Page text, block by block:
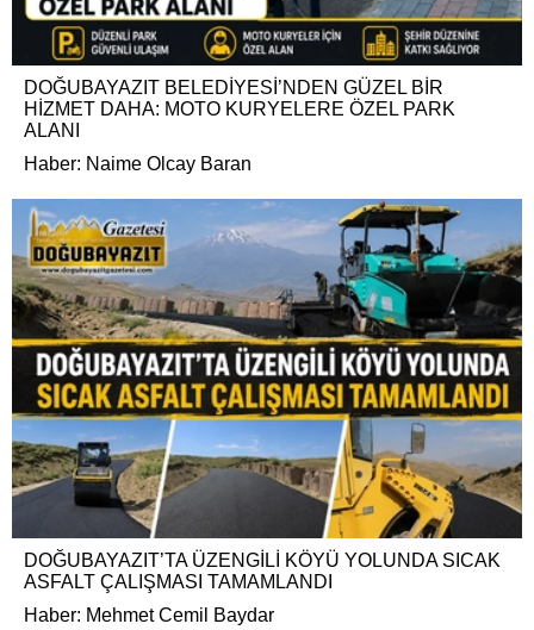
DOĞUBAYAZIT BELEDİYESİ’NDEN GÜZEL BİR
HİZMET DAHA: MOTO KURYELERE ÖZEL PARK
ALANI
Haber: Naime Olcay Baran
DOĞUBAYAZIT’TA ÜZENGİLİ KÖYÜ YOLUNDA SICAK
ASFALT ÇALIŞMASI TAMAMLANDI
Haber: Mehmet Cemil Baydar